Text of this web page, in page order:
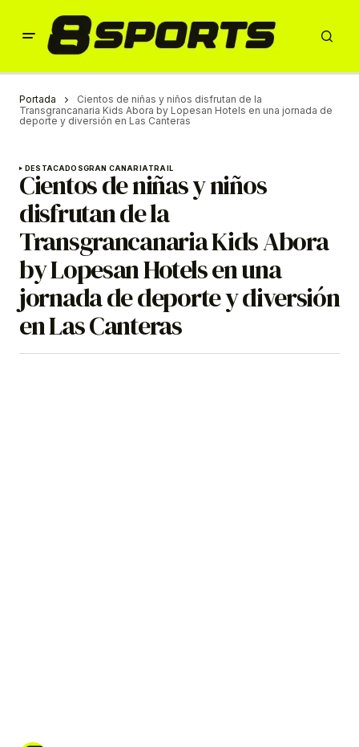
Portada
Cientos de niñas y niños disfrutan de la
Transgrancanaria Kids Abora by Lopesan Hotels en una jornada de
deporte y diversión en Las Canteras
DESTACADOSGRAN CANARIATRAIL
Cientos de niñas y niños
disfrutan de la
Transgrancanaria Kids Abora
by Lopesan Hotels en una
jornada de deporte y diversión
en Las Canteras